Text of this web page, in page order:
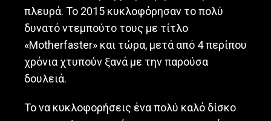
πλευρά. Το 2015 κυκλοφόρησαν το πολύ
δυνατό ντεμπούτο τους με τίτλο
«Motherfaster» και τώρα, μετά από 4 περίπου
χρόνια χτυπούν ξανά με την παρούσα
δουλειά.
Το να κυκλοφορήσεις ένα πολύ καλό δίσκο